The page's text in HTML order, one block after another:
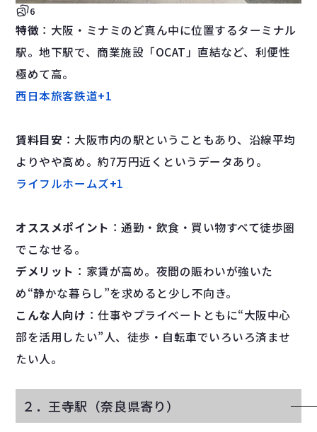
6
特徴 ：大阪・ミナミのど真ん中に位置するターミナル
駅。地下駅で、商業施設「OCAT」直結など、利便性
極めて高。
西日本旅客鉄道+1
賃料目安 ：大阪市内の駅ということもあり、沿線平均
よりやや高め。約7万円近くというデータあり。
ライフルホームズ+1
オススメポイント ：通勤・飲食・買い物すべて徒歩圏
でこなせる。
デメリット ：家賃が高め。夜間の賑わいが強いた
め“静かな暮らし”を求めると少し不向き。
こんな人向け ：仕事やプライベートともに“大阪中心
部を活用したい”人、徒歩・自転車でいろいろ済ませ
たい人。
２．王寺駅（奈良県寄り）